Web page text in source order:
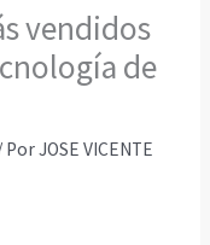
vendidos
de
PorJOSE VICENTE